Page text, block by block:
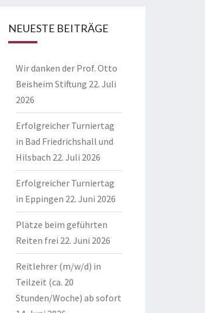
NEUESTE BEITRÄGE
Wir danken der Prof. Otto
Beisheim Stiftung 22. Juli
2026
Erfolgreicher Turniertag
in Bad Friedrichshall und
Hilsbach 22. Juli 2026
Erfolgreicher Turniertag
in Eppingen 22. Juni 2026
Plätze beim geführten
Reiten frei 22. Juni 2026
Reitlehrer (m/w/d) in
Teilzeit (ca. 20
Stunden/Woche) ab sofort